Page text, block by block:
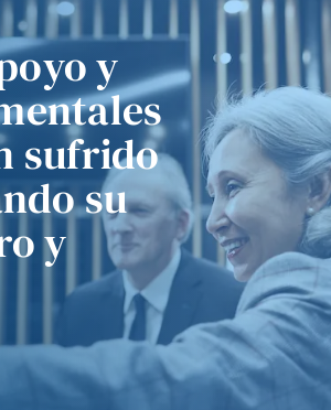
y
sufrido
su
y
“Recientemente tuve el
privilegio de observar en
acción al abogado
Christopher DiBella de
DiBella Law. Quedé
profundamente
impresionado por el
profesionalismo, la
dedicación y la
experiencia
demostrados por el
abogado DiBella y su